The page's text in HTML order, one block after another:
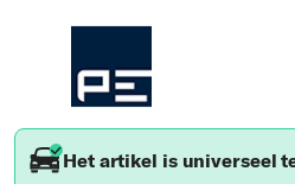
Het artikel is universeel